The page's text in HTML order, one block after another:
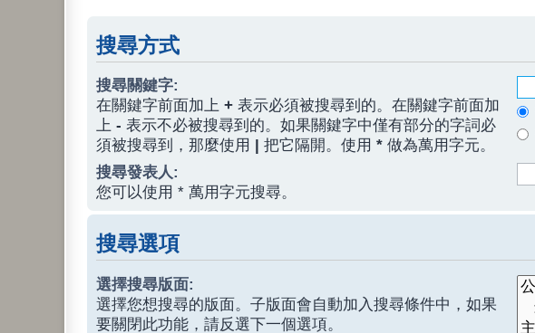
搜尋方式
搜尋關鍵字:
在關鍵字前面加上 + 表示必須被搜尋到的。在關鍵字前面加
上 - 表示不必被搜尋到的。如果關鍵字中僅有部分的字詞必
須被搜尋到，那麼使用 | 把它隔開。使用 * 做為萬用字元。
搜尋發表人:
您可以使用 * 萬用字元搜尋。
搜尋選項
選擇搜尋版面:
選擇您想搜尋的版面。子版面會自動加入搜尋條件中，如果
要關閉此功能，請反選下一個選項。